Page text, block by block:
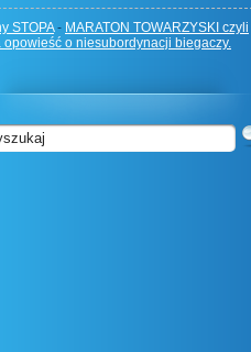
STOPA- MARATON TOWARZYSKI czyli
opowieść o niesubordynacji biegaczy.